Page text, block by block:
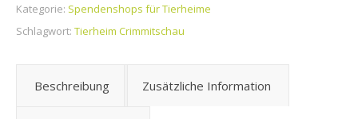
Kategorie: Spendenshops für Tierheime
Schlagwort: Tierheim Crimmitschau
Beschreibung Zusätzliche Information